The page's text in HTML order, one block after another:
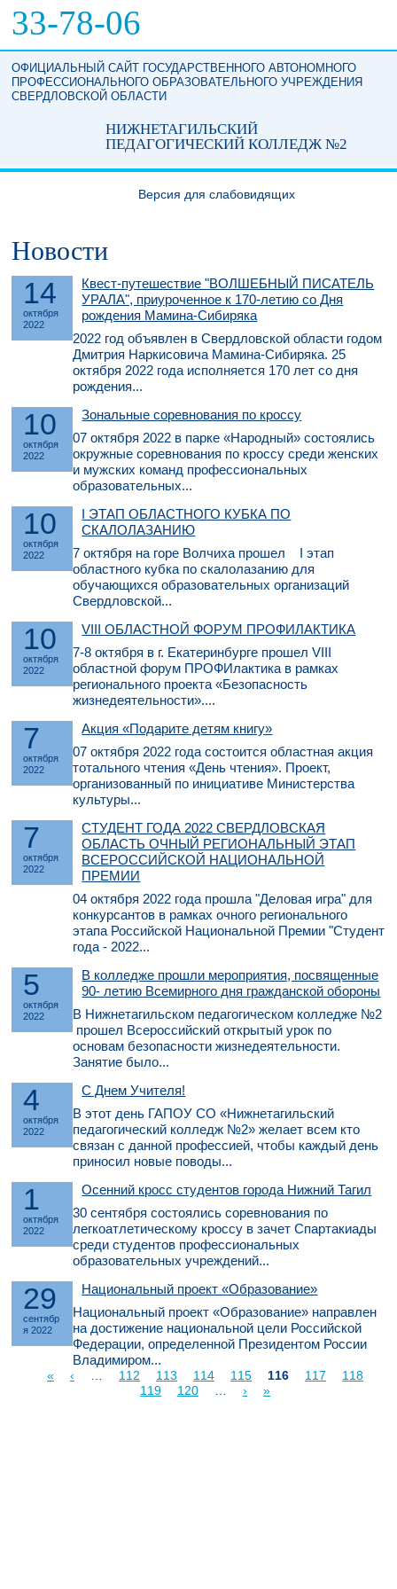
33-78-06
ОФИЦИАЛЬНЫЙ САЙТ ГОСУДАРСТВЕННОГО АВТОНОМНОГО
ПРОФЕССИОНАЛЬНОГО ОБРАЗОВАТЕЛЬНОГО УЧРЕЖДЕНИЯ
СВЕРДЛОВСКОЙ ОБЛАСТИ
НИЖНЕТАГИЛЬСКИЙ
ПЕДАГОГИЧЕСКИЙ КОЛЛЕДЖ №2
Версия для слабовидящих
Новости
14
октября
2022
Квест-путешествие "ВОЛШЕБНЫЙ ПИСАТЕЛЬ
УРАЛА", приуроченное к 170-летию со Дня
рождения Мамина-Сибиряка
2022 год объявлен в Свердловской области годом
Дмитрия Наркисовича Мамина-Сибиряка. 25
октября 2022 года исполняется 170 лет со дня
рождения...
10
октября
2022
Зональные соревнования по кроссу
07 октября 2022 в парке «Народный» состоялись
окружные соревнования по кроссу среди женских
и мужских команд профессиональных
образовательных...
10
октября
2022
I ЭТАП ОБЛАСТНОГО КУБКА ПО
СКАЛОЛАЗАНИЮ
7 октября на горе Волчиха прошел I этап
областного кубка по скалолазанию для
обучающихся образовательных организаций
Свердловской...
10
октября
2022
VIII ОБЛАСТНОЙ ФОРУМ ПРОФИЛАКТИКА
7-8 октября в г. Екатеринбурге прошел VIII
областной форум ПРОФИлактика в рамках
регионального проекта «Безопасность
жизнедеятельности»....
7
октября
2022
Акция «Подарите детям книгу»
07 октября 2022 года состоится областная акция
тотального чтения «День чтения». Проект,
организованный по инициативе Министерства
культуры...
7
октября
2022
СТУДЕНТ ГОДА 2022 СВЕРДЛОВСКАЯ
ОБЛАСТЬ ОЧНЫЙ РЕГИОНАЛЬНЫЙ ЭТАП
ВСЕРОССИЙСКОЙ НАЦИОНАЛЬНОЙ
ПРЕМИИ
04 октября 2022 года прошла "Деловая игра" для
конкурсантов в рамках очного регионального
этапа Российской Национальной Премии "Студент
года - 2022...
5
октября
2022
В колледже прошли мероприятия, посвященные
90- летию Всемирного дня гражданской обороны
В Нижнетагильском педагогическом колледже №2
прошел Всероссийский открытый урок по
основам безопасности жизнедеятельности.
Занятие было...
4
октября
2022
С Днем Учителя!
В этот день ГАПОУ СО «Нижнетагильский
педагогический колледж №2» желает всем кто
связан с данной профессией, чтобы каждый день
приносил новые поводы...
1
октября
2022
Осенний кросс студентов города Нижний Тагил
30 сентября состоялись соревнования по
легкоатлетическому кроссу в зачет Спартакиады
среди студентов профессиональных
образовательных учреждений...
29
сентябр
я 2022
Национальный проект «Образование»
Национальный проект «Образование» направлен
на достижение национальной цели Российской
Федерации, определенной Президентом России
Владимиром...
Страницы
« ‹ 112 113 114 115 116 117
118
119
120 › »